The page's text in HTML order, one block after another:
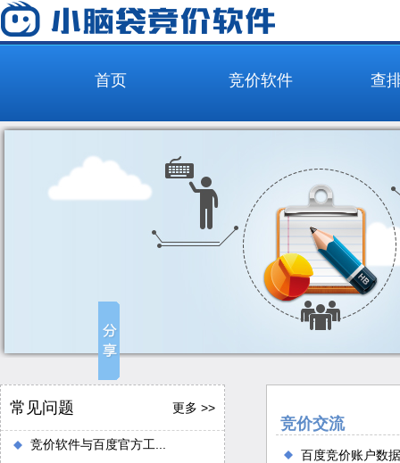
首页 竞价软件 查
常见问题 更多 >>
竞价软件与百度官方工...
竞价交流
百度竞价账户数